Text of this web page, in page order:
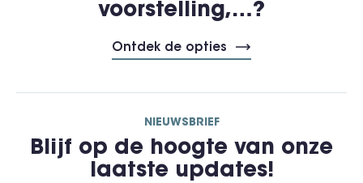
voorstelling,…?
Ontdek de opties
NIEUWSBRIEF
Blijf op de hoogte van onze
laatste updates!